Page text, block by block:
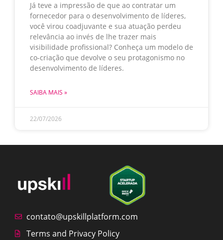
Já teve a impressão de que ao contratar um
fornecedor para o desenvolvimento de líderes,
você virou coadjuvante e sua atuação perdeu
relevância ao invés de lhe trazer mais
visibilidade profissional? Conheça um modelo de
co-criação que devolve o seu protagonismo no
desenvolvimento de líderes.
SAIBA MAIS »
22/07/2026
contato@upskillplatform.com
Terms and Privacy Policy